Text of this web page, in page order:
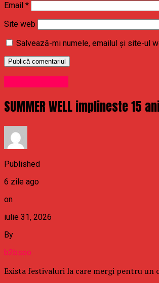
Email *
Site web
Salvează-mi numele, emailul și site-ul
SUMMER WELL implineste
Published
6 zile ago
on
iulie 31, 2026
By
b2bseo
Exista festivaluri la care mergi pentru un